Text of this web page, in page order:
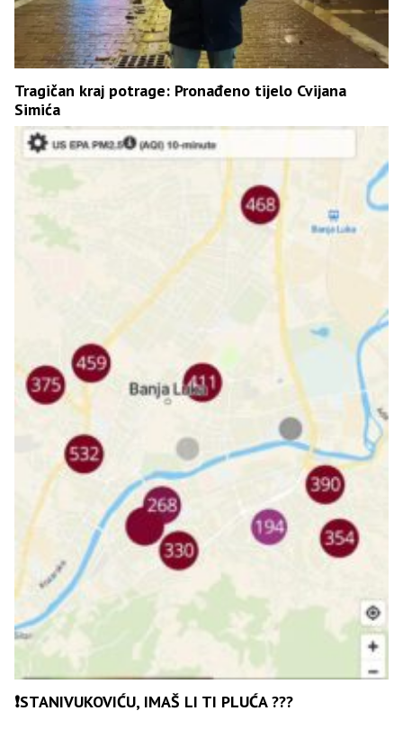
Tragičan kraj potrage: Pronađeno tijelo Cvijana
Simića
❗️STANIVUKOVIĆU, IMAŠ LI TI PLUĆA ???